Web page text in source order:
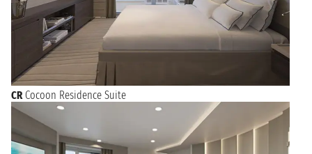
CR Cocoon Residence Suite